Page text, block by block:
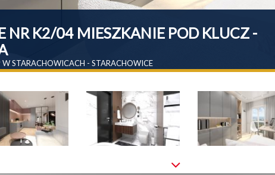
NR K2/04 MIESZKANIE POD KLUCZ -
STARACHOWICACH - STARACHOWICE